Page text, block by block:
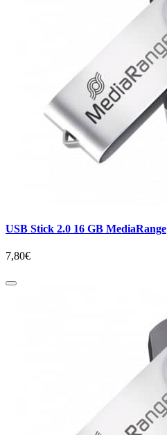
USB Stick 2.0 16 GB MediaRange
7,80€